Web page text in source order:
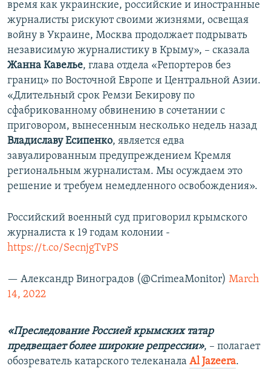
время как украинские, российские и иностранные
журналисты рискуют своими жизнями, освещая
войну в Украине, Москва продолжает подрывать
независимую журналистику в Крыму», – сказала
Жанна Кавелье, глава отдела «Репортеров без
границ» по Восточной Европе и Центральной Азии.
«Длительный срок Ремзи Бекирову по
сфабрикованному обвинению в сочетании с
приговором, вынесенным несколько недель назад
Владиславу Есипенко, является едва
завуалированным предупреждением Кремля
региональным журналистам. Мы осуждаем это
решение и требуем немедленного освобождения».
Российский военный суд приговорил крымского
журналиста к 19 годам колонии -
https://t.co/SecnjgTvPS
— Александр Виноградов (@CrimeaMonitor) March
14, 2022
«Преследование Россией крымских татар
предвещает более широкие репрессии», – полагает
обозреватель катарского телеканала Аl Jazeera.